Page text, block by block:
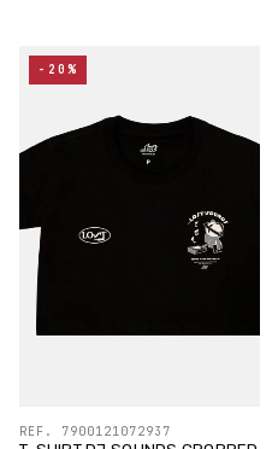
REF. 7900121072937
-20%